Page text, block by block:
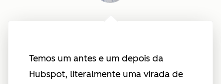
Temos um antes e um depois da
Hubspot, literalmente uma virada de